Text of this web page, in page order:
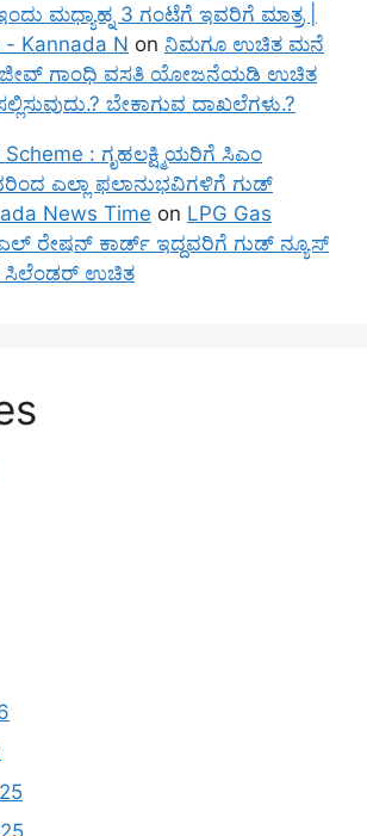
ಮಧ್ಯಾಹ್ನ 3 ಗಂಟೆಗೆ ಇವರಿಗೆ ಮಾತ್ರ |
Kannada N on ನಿಮಗೂ ಉಚಿತ ಮನೆ
ಗಾಂಧಿ ವಸತಿ ಯೋಜನೆಯಡಿ ಉಚಿತ
ಬೇಕಾಗುವ ದಾಖಲೆಗಳು.?
Scheme : ಗೃಹಲಕ್ಷ್ಮಿಯರಿಗೆ ಸಿಎಂ
ಎಲ್ಲಾ ಫಲಾನುಭವಿಗಳಿಗೆ ಗುಡ್
News Time on LPG Gas
ರೇಷನ್ ಕಾರ್ಡ್ ಇದ್ದವರಿಗೆ ಗುಡ್ ನ್ಯೂಸ್
ಸಿಲೆಂಡರ್ ಉಚಿತ